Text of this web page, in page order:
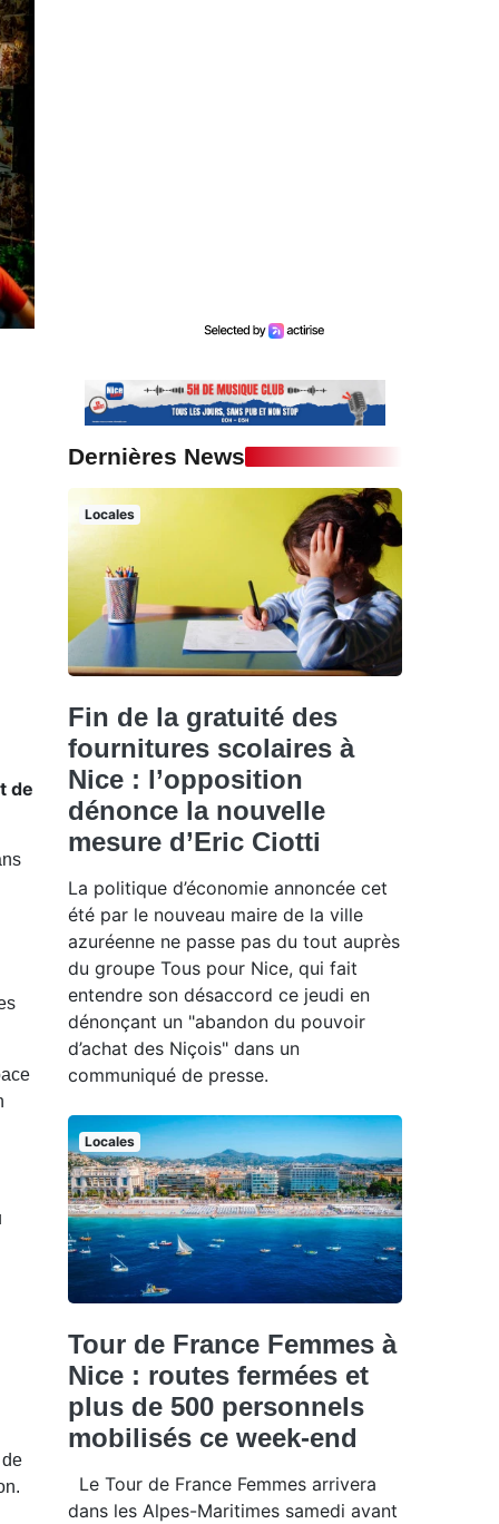
de
Dernières News
Locales
Fin de la gratuité des
fournitures scolaires à
Nice : l’opposition
dénonce la nouvelle
mesure d’Eric Ciotti
La politique d’économie annoncée cet
été par le nouveau maire de la ville
azuréenne ne passe pas du tout auprès
du groupe Tous pour Nice, qui fait
entendre son désaccord ce jeudi en
dénonçant un "abandon du pouvoir
d’achat des Niçois" dans un
communiqué de presse.
Locales
Tour de France Femmes à
Nice : routes fermées et
plus de 500 personnels
mobilisés ce week-end
Le Tour de France Femmes arrivera
dans les Alpes-Maritimes samedi avant